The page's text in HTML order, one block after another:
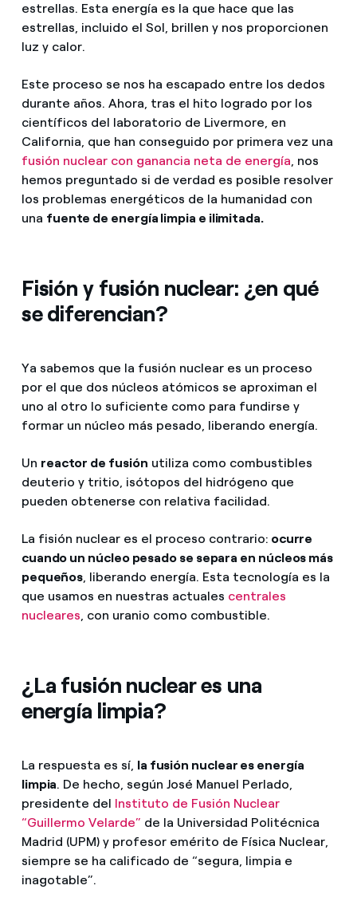
estrellas. Esta energía es la que hace que las
estrellas, incluido el Sol, brillen y nos proporcionen
luz y calor.
Este proceso se nos ha escapado entre los dedos
durante años. Ahora, tras el hito logrado por los
científicos del laboratorio de Livermore, en
California, que han conseguido por primera vez una
fusión nuclear con ganancia neta de energía, nos
hemos preguntado si de verdad es posible resolver
los problemas energéticos de la humanidad con
una fuente de energía limpia e ilimitada.
Fisión y fusión nuclear: ¿en qué
se diferencian?
Ya sabemos que la fusión nuclear es un proceso
por el que dos núcleos atómicos se aproximan el
uno al otro lo suficiente como para fundirse y
formar un núcleo más pesado, liberando energía.
Un reactor de fusión utiliza como combustibles
deuterio y tritio, isótopos del hidrógeno que
pueden obtenerse con relativa facilidad.
La fisión nuclear es el proceso contrario: ocurre
cuando un núcleo pesado se separa en núcleos más
pequeños, liberando energía. Esta tecnología es la
que usamos en nuestras actuales centrales
nucleares, con uranio como combustible.
¿La fusión nuclear es una
energía limpia?
La respuesta es sí, la fusión nuclear es energía
limpia. De hecho, según José Manuel Perlado,
presidente del Instituto de Fusión Nuclear
“Guillermo Velarde” de la Universidad Politécnica
Madrid (UPM) y profesor emérito de Física Nuclear,
siempre se ha calificado de “segura, limpia e
inagotable”.